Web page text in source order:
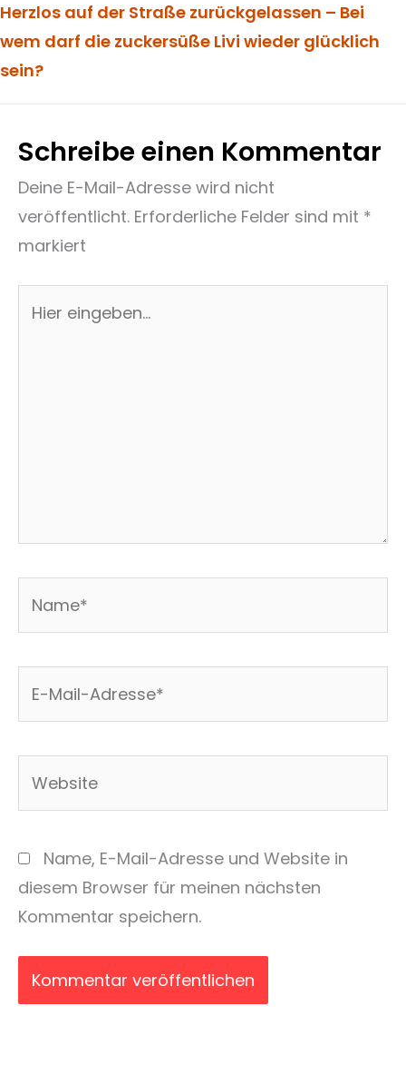
Herzlos auf der Straße zurückgelassen – Bei
wem darf die zuckersüße Livi wieder glücklich
sein?
Schreibe einen Kommentar
Deine E-Mail-Adresse wird nicht
veröffentlicht. Erforderliche Felder sind mit *
markiert
eingeben…
Name, E-Mail-Adresse und Website in
diesem Browser für meinen nächsten
Kommentar speichern.